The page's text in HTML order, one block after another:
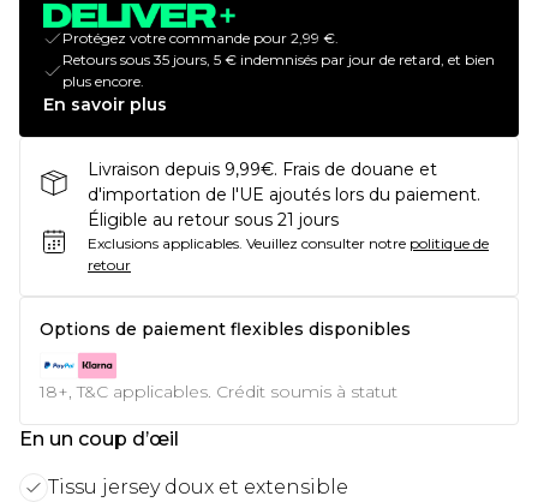
Protégez votre commande pour 2,99 €.
Retours sous 35 jours, 5 € indemnisés par jour de retard, et bien
plus encore.
En savoir plus
Livraison depuis 9,99€. Frais de douane et
d'importation de l'UE ajoutés lors du paiement.
Éligible au retour sous 21 jours
Exclusions applicables. Veuillez consulter notre politique de
retour
Options de paiement flexibles disponibles
18+, T&C applicables. Crédit soumis à statut
En un coup d’œil
Tissu jersey doux et extensible